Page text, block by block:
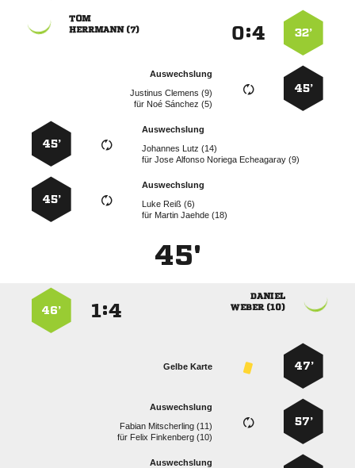
32’
:

 
45’
Auswechslung
  
für   
Auswechslung
  
für    
45’
Auswechslung
  
für   
45’
45'

 
:
46’
47’
Gelbe Karte
57’
Auswechslung
  
für   
Auswechslung